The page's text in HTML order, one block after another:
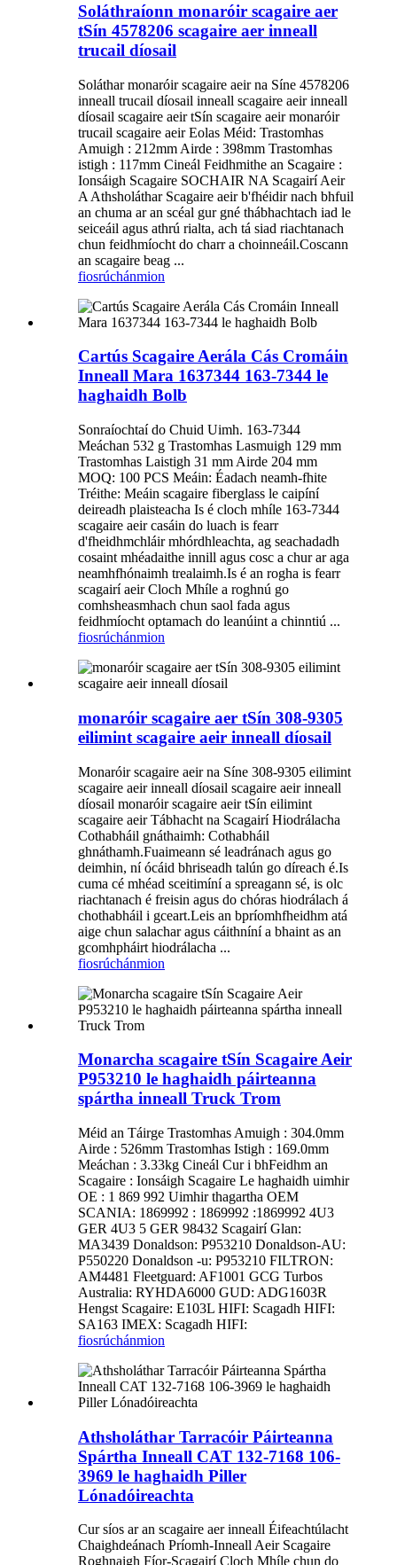
Soláthraíonn monaróir scagaire aer
tSín 4578206 scagaire aer inneall
trucail díosail
Soláthar monaróir scagaire aeir na Síne 4578206
inneall trucail díosail inneall scagaire aeir inneall
díosail scagaire aeir tSín scagaire aeir monaróir
trucail scagaire aeir Eolas Méid: Trastomhas
Amuigh : 212mm Airde : 398mm Trastomhas
istigh : 117mm Cineál Feidhmithe an Scagaire :
Ionsáigh Scagaire SOCHAIR NA Scagairí Aeir
A Athsholáthar Scagaire aeir b'fhéidir nach bhfuil
an chuma ar an scéal gur gné thábhachtach iad le
seiceáil agus athrú rialta, ach tá siad riachtanach
chun feidhmíocht do charr a choinneáil.Coscann
an scagaire beag ...
fiosrúchánmion
Cartús Scagaire Aerála Cás Cromáin
Inneall Mara 1637344 163-7344 le
haghaidh Bolb
Sonraíochtaí do Chuid Uimh. 163-7344
Meáchan 532 g Trastomhas Lasmuigh 129 mm
Trastomhas Laistigh 31 mm Airde 204 mm
MOQ: 100 PCS Meáin: Éadach neamh-fhite
Tréithe: Meáin scagaire fiberglass le caipíní
deireadh plaisteacha Is é cloch mhíle 163-7344
scagaire aeir casáin do luach is fearr
d'fheidhmchláir mhórdhleachta, ag seachadadh
cosaint mhéadaithe innill agus cosc ​​a chur ar aga
neamhfhónaimh trealaimh.Is é an rogha is fearr
scagairí aeir Cloch Mhíle a roghnú go
comhsheasmhach chun saol fada agus
feidhmíocht optamach do leanúint a chinntiú ...
fiosrúchánmion
monaróir scagaire aer tSín 308-9305
eilimint scagaire aeir inneall díosail
Monaróir scagaire aeir na Síne 308-9305 eilimint
scagaire aeir inneall díosail scagaire aeir inneall
díosail monaróir scagaire aeir tSín eilimint
scagaire aeir Tábhacht na Scagairí Hiodrálacha
Cothabháil gnáthaimh: Cothabháil
ghnáthamh.Fuaimeann sé leadránach agus go
deimhin, ní ócáid ​​​​bhriseadh talún go díreach é.Is
cuma cé mhéad sceitimíní a spreagann sé, is olc
riachtanach é freisin agus do chóras hiodrálach á
chothabháil i gceart.Leis an bpríomhfheidhm atá
aige chun salachar agus cáithníní a bhaint as an
gcomhpháirt hiodrálacha ...
fiosrúchánmion
Monarcha scagaire tSín Scagaire Aeir
P953210 le haghaidh páirteanna
spártha inneall Truck Trom
Méid an Táirge Trastomhas Amuigh : 304.0mm
Airde : 526mm Trastomhas Istigh : 169.0mm
Meáchan : 3.33kg Cineál Cur i bhFeidhm an
Scagaire : Ionsáigh Scagaire Le haghaidh uimhir
OE : 1 869 992 Uimhir thagartha OEM
SCANIA: 1869992 : 1869992 :1869992 4U3
GER 4U3 5 GER 98432 Scagairí Glan:
MA3439 Donaldson: P953210 Donaldson-AU:
P550220 Donaldson -u: P953210 FILTRON:
AM4481 Fleetguard: AF1001 GCG Turbos
Australia: RYHDA6000 GUD: ADG1603R
Hengst Scagaire: E103L HIFI: Scagadh HIFI:
SA163 IMEX: Scagadh HIFI:
fiosrúchánmion
Athsholáthar Tarracóir Páirteanna
Spártha Inneall CAT 132-7168 106-
3969 le haghaidh Piller
Lónadóireachta
Cur síos ar an scagaire aer inneall Éifeachtúlacht
Chaighdeánach Príomh-Inneall Aeir Scagaire
Roghnaigh Fíor-Scagairí Cloch Mhíle chun do